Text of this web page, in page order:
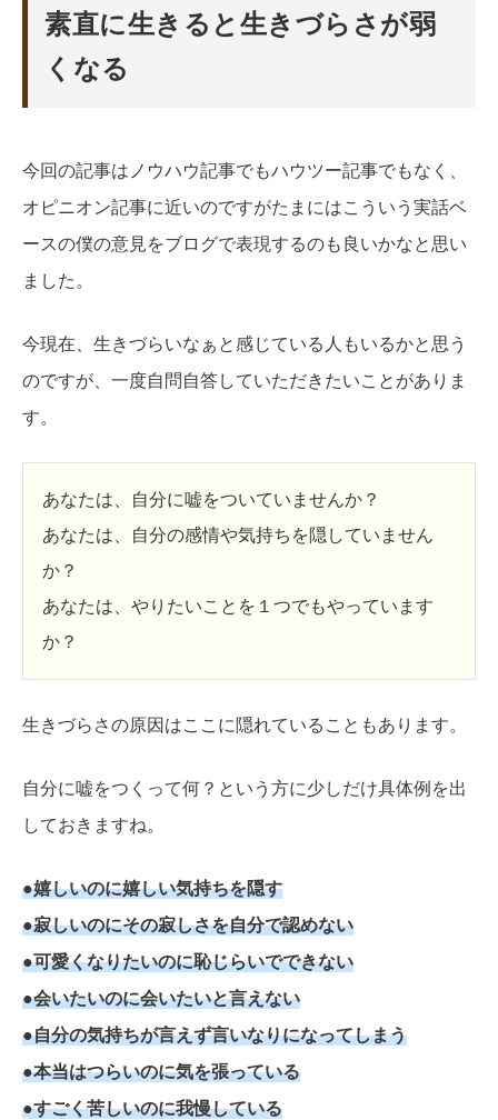
素直に生きると生きづらさが弱
くなる
今回の記事はノウハウ記事でもハウツー記事でもなく、
オピニオン記事に近いのですがたまにはこういう実話ベ
ースの僕の意見をブログで表現するのも良いかなと思い
ました。
今現在、生きづらいなぁと感じている人もいるかと思う
のですが、一度自問自答していただきたいことがありま
す。
あなたは、自分に嘘をついていませんか？
あなたは、自分の感情や気持ちを隠していません
か？
あなたは、やりたいことを１つでもやっています
か？
生きづらさの原因はここに隠れていることもあります。
自分に嘘をつくって何？という方に少しだけ具体例を出
しておきますね。
●嬉しいのに嬉しい気持ちを隠す
●寂しいのにその寂しさを自分で認めない
●可愛くなりたいのに恥じらいでできない
●会いたいのに会いたいと言えない
●自分の気持ちが言えず言いなりになってしまう
●本当はつらいのに気を張っている
●すごく苦しいのに我慢している